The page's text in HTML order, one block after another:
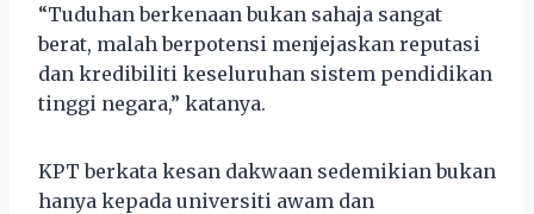
“Tuduhan berkenaan bukan sahaja sangat
berat, malah berpotensi menjejaskan reputasi
dan kredibiliti keseluruhan sistem pendidikan
tinggi negara,” katanya.
KPT berkata kesan dakwaan sedemikian bukan
hanya kepada universiti awam dan